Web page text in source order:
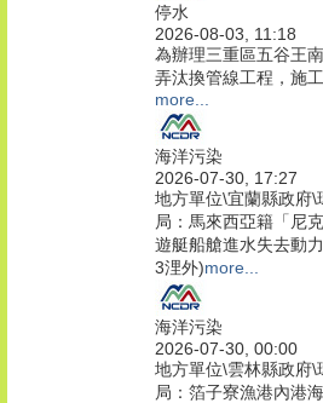
停水
2026-08-03, 11:18
為辦理三重區五谷王
弄汰換管線工程，施
more...
海洋污染
2026-07-30, 17:27
地方單位\宜蘭縣政府\
局：馬來西亞籍「尼克
遊艇船艙進水失去動
3浬外)more...
海洋污染
2026-07-30, 00:00
地方單位\雲林縣政府\
局：箔子寮漁港內港